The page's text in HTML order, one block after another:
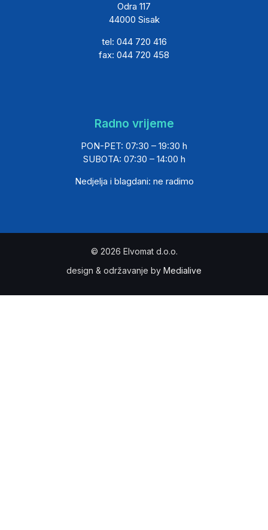
Odra 117
44000 Sisak
tel: 044 720 416
fax: 044 720 458
Radno vrijeme
PON-PET: 07:30 – 19:30 h
SUBOTA: 07:30 – 14:00 h
Nedjelja i blagdani: ne radimo
© 2026 Elvomat d.o.o.
design & održavanje by Medialive